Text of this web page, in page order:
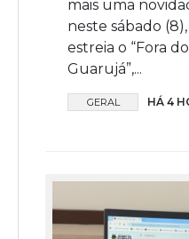
mais uma
neste sábado (8),
estreia o “Fora
Guarujá”,...
GERAL HÁ 4